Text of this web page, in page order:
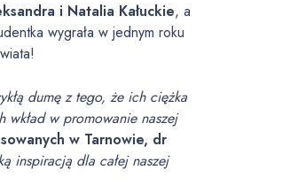
i Natalia Kałuckie, a
wygrała w jednym roku
dumę z tego, że ich ciężka
w promowanie naszej
w Tarnowie, dr
inspiracją dla całej naszej